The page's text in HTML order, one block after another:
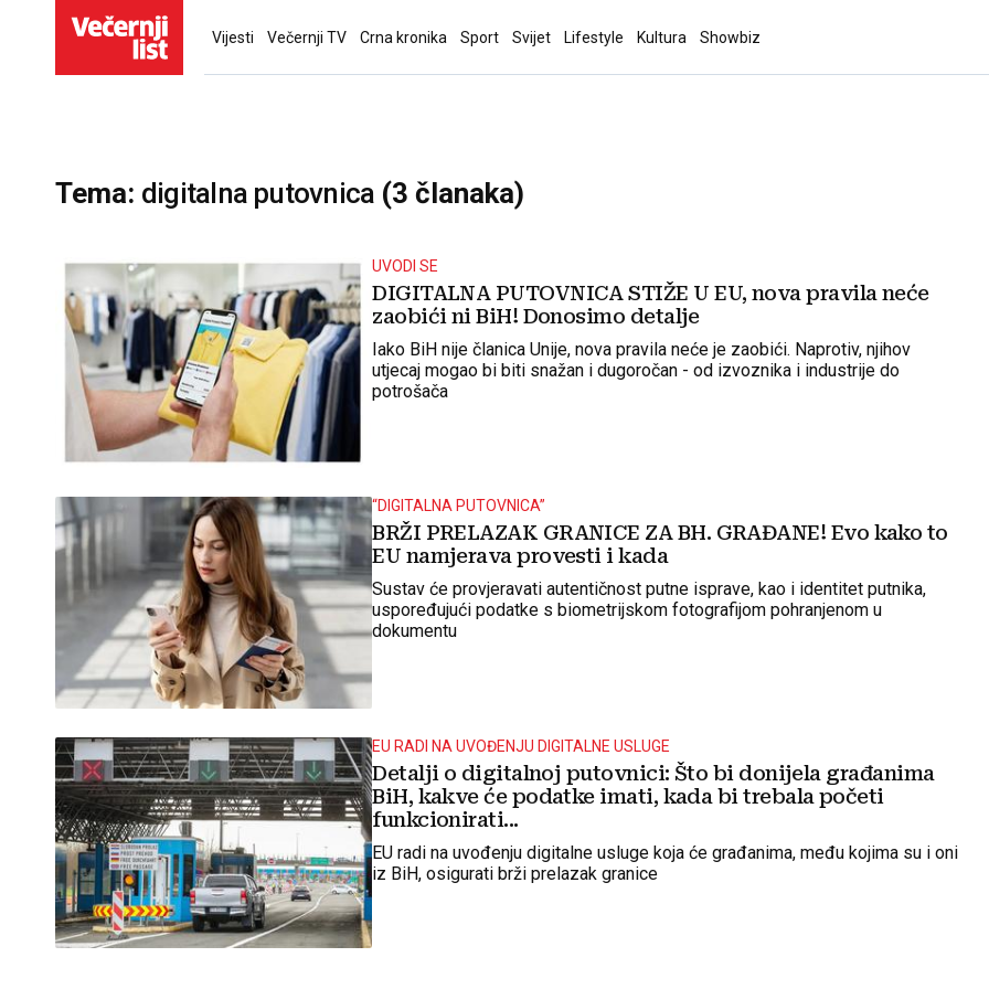
Vijesti Večernji TV Crna kronika Sport Svijet Lifestyle Kultura Showbiz
Tema: digitalna putovnica (3 članaka)
UVODI SE
DIGITALNA PUTOVNICA STIŽE U EU, nova pravila neće
zaobići ni BiH! Donosimo detalje
Iako BiH nije članica Unije, nova pravila neće je zaobići. Naprotiv, njihov
utjecaj mogao bi biti snažan i dugoročan - od izvoznika i industrije do
potrošača
“DIGITALNA PUTOVNICA”
BRŽI PRELAZAK GRANICE ZA BH. GRAĐANE! Evo kako to
EU namjerava provesti i kada
Sustav će provjeravati autentičnost putne isprave, kao i identitet putnika,
uspoređujući podatke s biometrijskom fotografijom pohranjenom u
dokumentu
EU RADI NA UVOĐENJU DIGITALNE USLUGE
Detalji o digitalnoj putovnici: Što bi donijela građanima
BiH, kakve će podatke imati, kada bi trebala početi
funkcionirati...
EU radi na uvođenju digitalne usluge koja će građanima, među kojima su i oni
iz BiH, osigurati brži prelazak granice